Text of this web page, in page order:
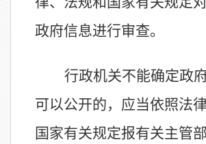
政府信息进行审查。
行政机关不能确定政
可以公开的，应当依照法
国家有关规定报有关主管